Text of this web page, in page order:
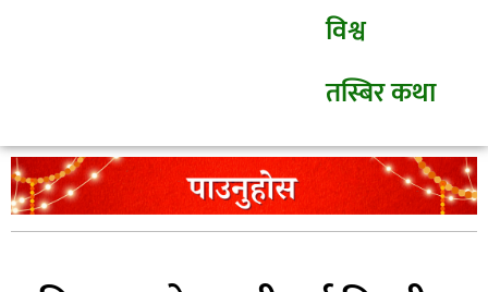
विश्व
तस्बिर कथा